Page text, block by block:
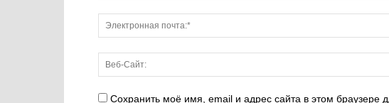
Сохранить моё имя, email и адрес сайта в этом браузере